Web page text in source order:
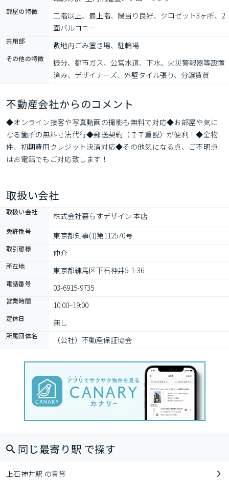
部屋の特徴
二階以上、最上階、陽当り良好、クロゼット3ヶ所、2
面バルコニー
共用部 敷地内ごみ置き場、駐輪場
その他の特徴
振分、都市ガス、公営水道、下水、火災警報器等設置
済み、デザイナーズ、外壁タイル張り、分譲賃貸
不動産会社からのコメント
◆オンライン接客や写真動画の撮影も無料で対応◆お部屋や気に
なる箇所の無料寸法代行◆郵送契約（ＩＴ重説）が便利！◆全物
件、初期費用クレジット決済対応◆その他気になる点、ご不明点
はお電話でもご対応致します！
取扱い会社
取扱い会社 株式会社暮らすデザイン 本店
免許番号 東京都知事(1)第112570号
取引態様 仲介
所在地 東京都練馬区下石神井5-1-36
電話番号 03-6915-9735
営業時間 10:00~19:00
定休日 無し
所属団体名 （公社）不動産保証協会
同じ最寄り駅 で探す
上石神井駅 の賃貸